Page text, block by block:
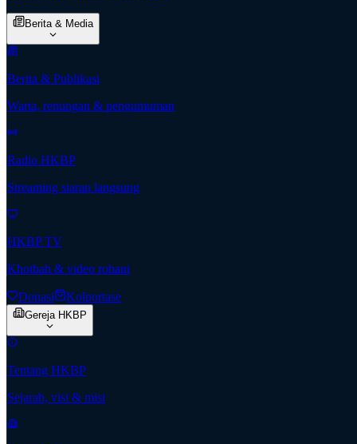
Berita & Media
Berita & Publikasi
Warta, renungan & pengumuman
Radio HKBP
Streaming siaran langsung
HKBP TV
Khotbah & video rohani
Donasi Kolportase
Gereja HKBP
Tentang HKBP
Sejarah, visi & misi